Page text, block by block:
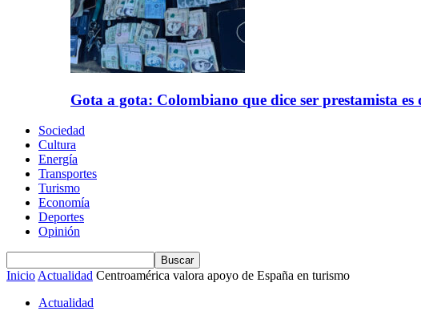
Gota a gota: Colombiano que dice ser prestamista
Sociedad
Cultura
Energía
Transportes
Turismo
Economía
Deportes
Opinión
InicioActualidad Centroamérica valora apoyo de España en turismo
Actualidad